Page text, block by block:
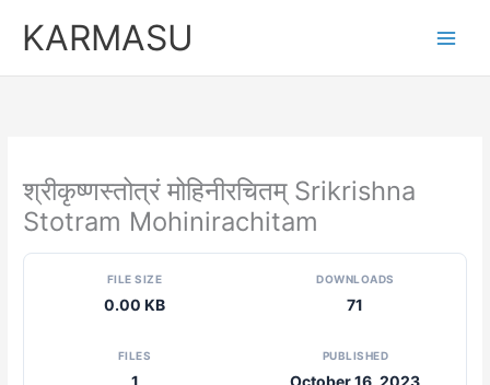
KARMASU
श्रीकृष्णस्तोत्रं मोहिनीरचितम् Srikrishna
Stotram Mohinirachitam
FILE SIZE
0.00 KB
DOWNLOADS
71
FILES
1
PUBLISHED
October 16, 2023